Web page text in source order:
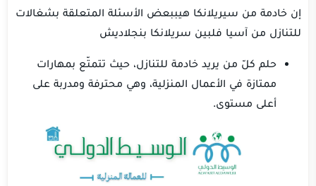
إن خادمة من سيريلانكا هيببعض الأسئلة المتعلقة بشغالات
للتنازل من آسيا فلبين سريلانكا بنجلاديش
حلم كلّ من يريد خادمة للتنازل، حيث تتمتّع بمهارات
ممتازة في الأعمال المنزلية، وهي محترفة ومدربة على
أعلى مستوى.